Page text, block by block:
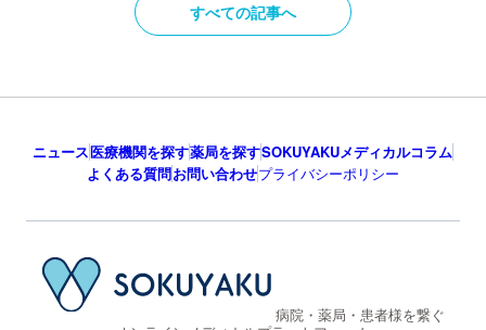
すべての記事へ
ニュース医療機関を探す薬局を探すSOKUYAKUメディカルコラム
よくある質問お問い合わせプライバシーポリシー
病院・薬局・患者様を繋ぐ